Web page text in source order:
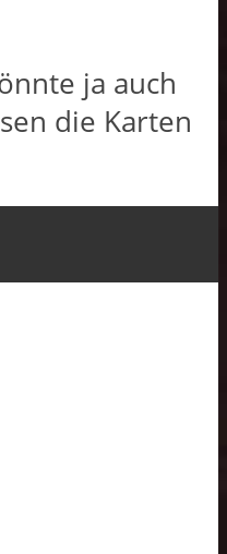
ja auch
die Karten